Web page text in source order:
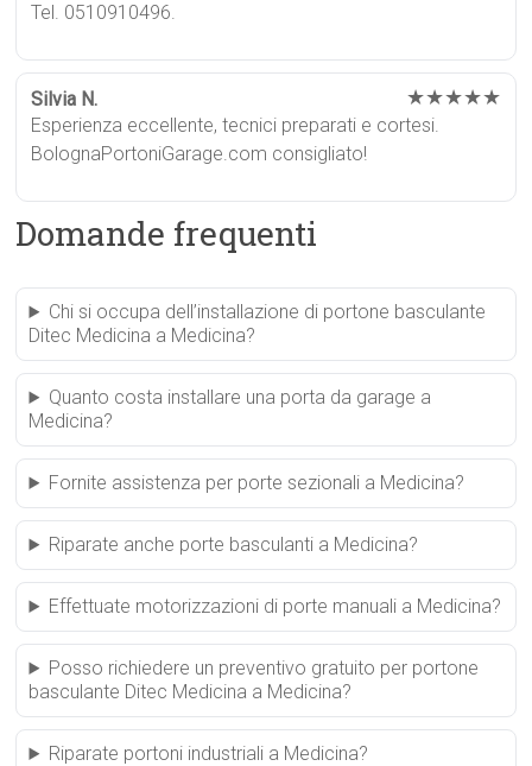
Tel. 0510910496.
Silvia N. ★★★★★
Esperienza eccellente, tecnici preparati e cortesi.
BolognaPortoniGarage.com consigliato!
Domande frequenti
Chi si occupa dell’installazione di portone basculante
Ditec Medicina a Medicina?
Quanto costa installare una porta da garage a
Medicina?
Fornite assistenza per porte sezionali a Medicina?
Riparate anche porte basculanti a Medicina?
Effettuate motorizzazioni di porte manuali a Medicina?
Posso richiedere un preventivo gratuito per portone
basculante Ditec Medicina a Medicina?
Riparate portoni industriali a Medicina?